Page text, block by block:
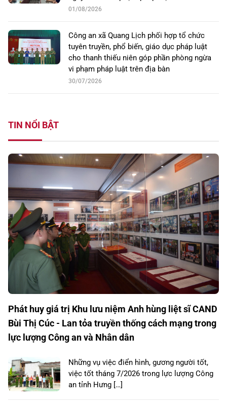
01/08/2026
Công an xã Quang Lịch phối hợp tổ chức
tuyên truyền, phổ biến, giáo dục pháp luật
cho thanh thiếu niên góp phần phòng ngừa
vi phạm pháp luật trên địa bàn
30/07/2026
TIN NỔI BẬT
Phát huy giá trị Khu lưu niệm Anh hùng liệt sĩ CAND
Bùi Thị Cúc - Lan tỏa truyền thống cách mạng trong
lực lượng Công an và Nhân dân
Những vụ việc điển hình, gương người tốt,
việc tốt tháng 7/2026 trong lực lượng Công
an tỉnh Hưng […]